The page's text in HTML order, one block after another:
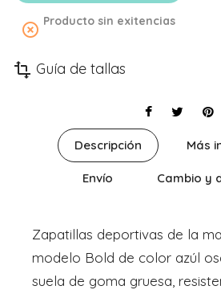
highlight_off Producto sin exitencias
transform Guía de tallas
Descripción Más
Envío Cambio y
Zapatillas deportivas de la
modelo Bold de color azúl
suela de goma gruesa,